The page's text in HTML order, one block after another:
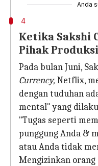
Anda
4
Ketika Sakshi
Pihak
Pada bulan Juni,
Currency, Netflix,
dengan tuduhan
mental" yang
"Tugas seperti
punggung Anda &
atau Anda tidak
Mengizinkan orang